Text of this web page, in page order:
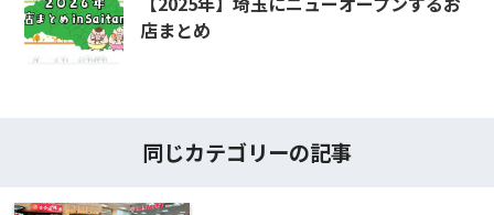
店まとめ
同じカテゴリーの記事